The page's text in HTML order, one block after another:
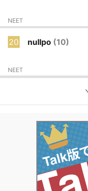
NEET
20 nullpo (10)
NEET